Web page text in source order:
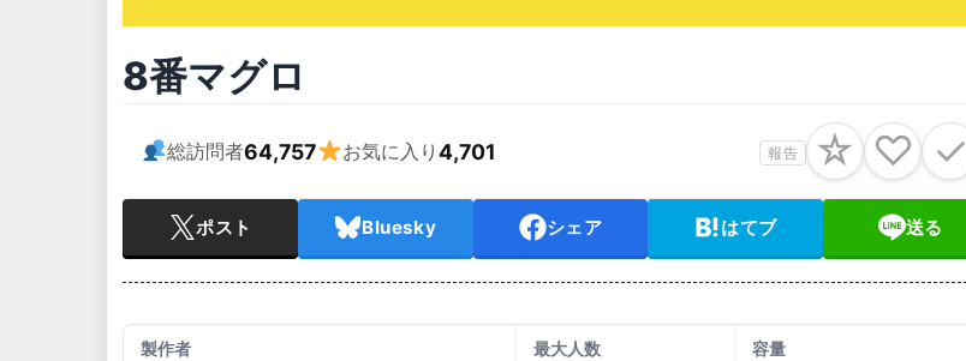
8番マグロ
総訪問者64,757 お気に入り4,701 報告 ☆ ♡ ✓
ポスト Bluesky シェア はてブ 送る
製作者 最大人数 容量